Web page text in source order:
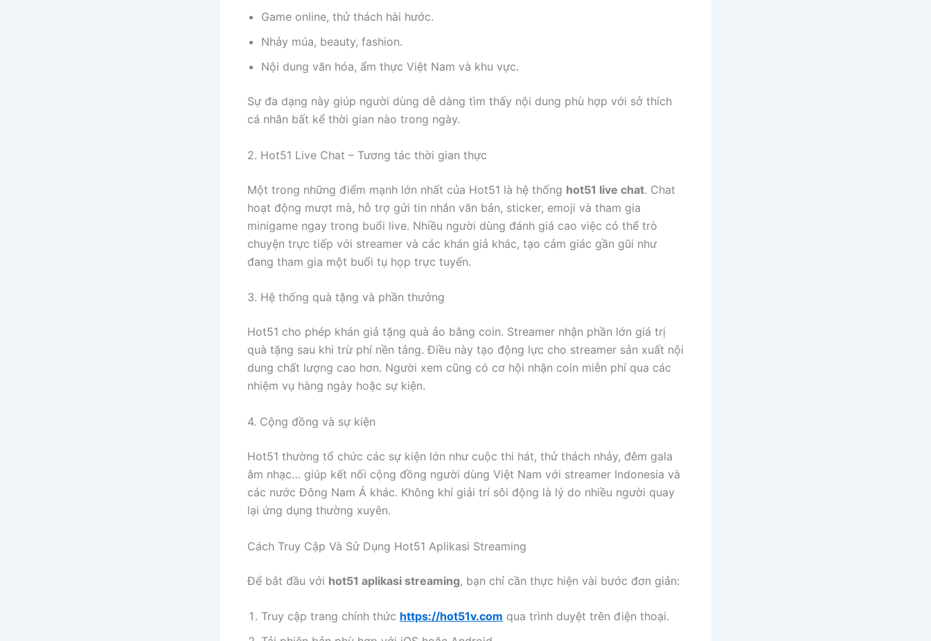
Game online, thử thách hài hước.
Nhảy múa, beauty, fashion.
Nội dung văn hóa, ẩm thực Việt Nam và khu vực.
Sự đa dạng này giúp người dùng dễ dàng tìm thấy nội dung phù hợp với sở thích
cá nhân bất kể thời gian nào trong ngày.
2. Hot51 Live Chat – Tương tác thời gian thực
Một trong những điểm mạnh lớn nhất của Hot51 là hệ thống hot51 live chat. Chat
hoạt động mượt mà, hỗ trợ gửi tin nhắn văn bản, sticker, emoji và tham gia
minigame ngay trong buổi live. Nhiều người dùng đánh giá cao việc có thể trò
chuyện trực tiếp với streamer và các khán giả khác, tạo cảm giác gần gũi như
đang tham gia một buổi tụ họp trực tuyến.
3. Hệ thống quà tặng và phần thưởng
Hot51 cho phép khán giả tặng quà ảo bằng coin. Streamer nhận phần lớn giá trị
quà tặng sau khi trừ phí nền tảng. Điều này tạo động lực cho streamer sản xuất nội
dung chất lượng cao hơn. Người xem cũng có cơ hội nhận coin miễn phí qua các
nhiệm vụ hàng ngày hoặc sự kiện.
4. Cộng đồng và sự kiện
Hot51 thường tổ chức các sự kiện lớn như cuộc thi hát, thử thách nhảy, đêm gala
âm nhạc… giúp kết nối cộng đồng người dùng Việt Nam với streamer Indonesia và
các nước Đông Nam Á khác. Không khí giải trí sôi động là lý do nhiều người quay
lại ứng dụng thường xuyên.
Cách Truy Cập Và Sử Dụng Hot51 Aplikasi Streaming
Để bắt đầu với hot51 aplikasi streaming, bạn chỉ cần thực hiện vài bước đơn giản:
Truy cập trang chính thức https://hot51v.com qua trình duyệt trên điện thoại.